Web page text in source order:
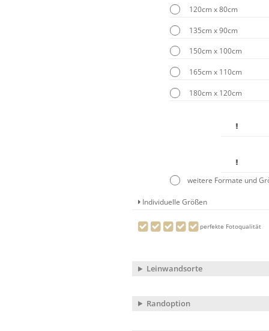
120cm x 80cm
135cm x 90cm
150cm x 100cm
165cm x 110cm
180cm x 120cm
weitere Formate und
Individuelle Größen
perfekte Fotoqualität
Leinwandsorte
Randoption